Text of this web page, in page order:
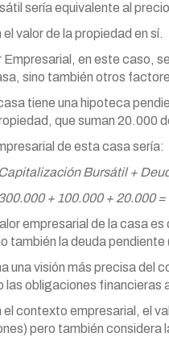
sería equivalente al
valor de la propiedad en sí.
Empresarial, en este caso,
sino también otros
tiene una hipoteca
que suman 20.000
de esta casa sería:
Bursátil +
+ 100.000 + 20.000
empresarial de la casa
también la deuda
una visión más precisa del
las obligaciones financieras
el contexto empresarial, el
pero también